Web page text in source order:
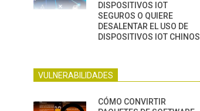
DISPOSITIVOS IOT
SEGUROS O QUIERE
DESALENTAR EL USO DE
DISPOSITIVOS IOT CHINOS
VULNERABILIDADES
CÓMO CONVIRTIR